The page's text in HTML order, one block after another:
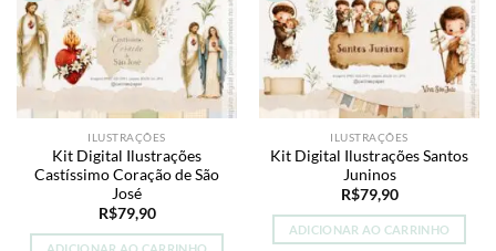
ILUSTRAÇÕES
Kit Digital Ilustrações
Castíssimo Coração de São
José
R$79,90
ADICIONAR AO CARRINHO
ILUSTRAÇÕES
Kit Digital Ilustrações Santos
Juninos
R$79,90
ADICIONAR AO CARRINHO